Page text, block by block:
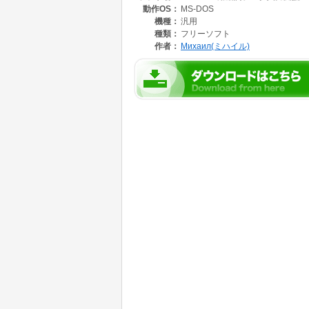
自分でマクロを書いてエディターに乗っけ
かれる事は確実(-_-;)
どなたかよい物を作成もしくは紹介してくだ
柔軟性に欠けることは分かっていますが、と
このプログラムが正しいデータ形式を作ってく
動作OS： MS-DOS
機種： 汎用
種類： フリーソフト
作者： Михаил(ミハイル)